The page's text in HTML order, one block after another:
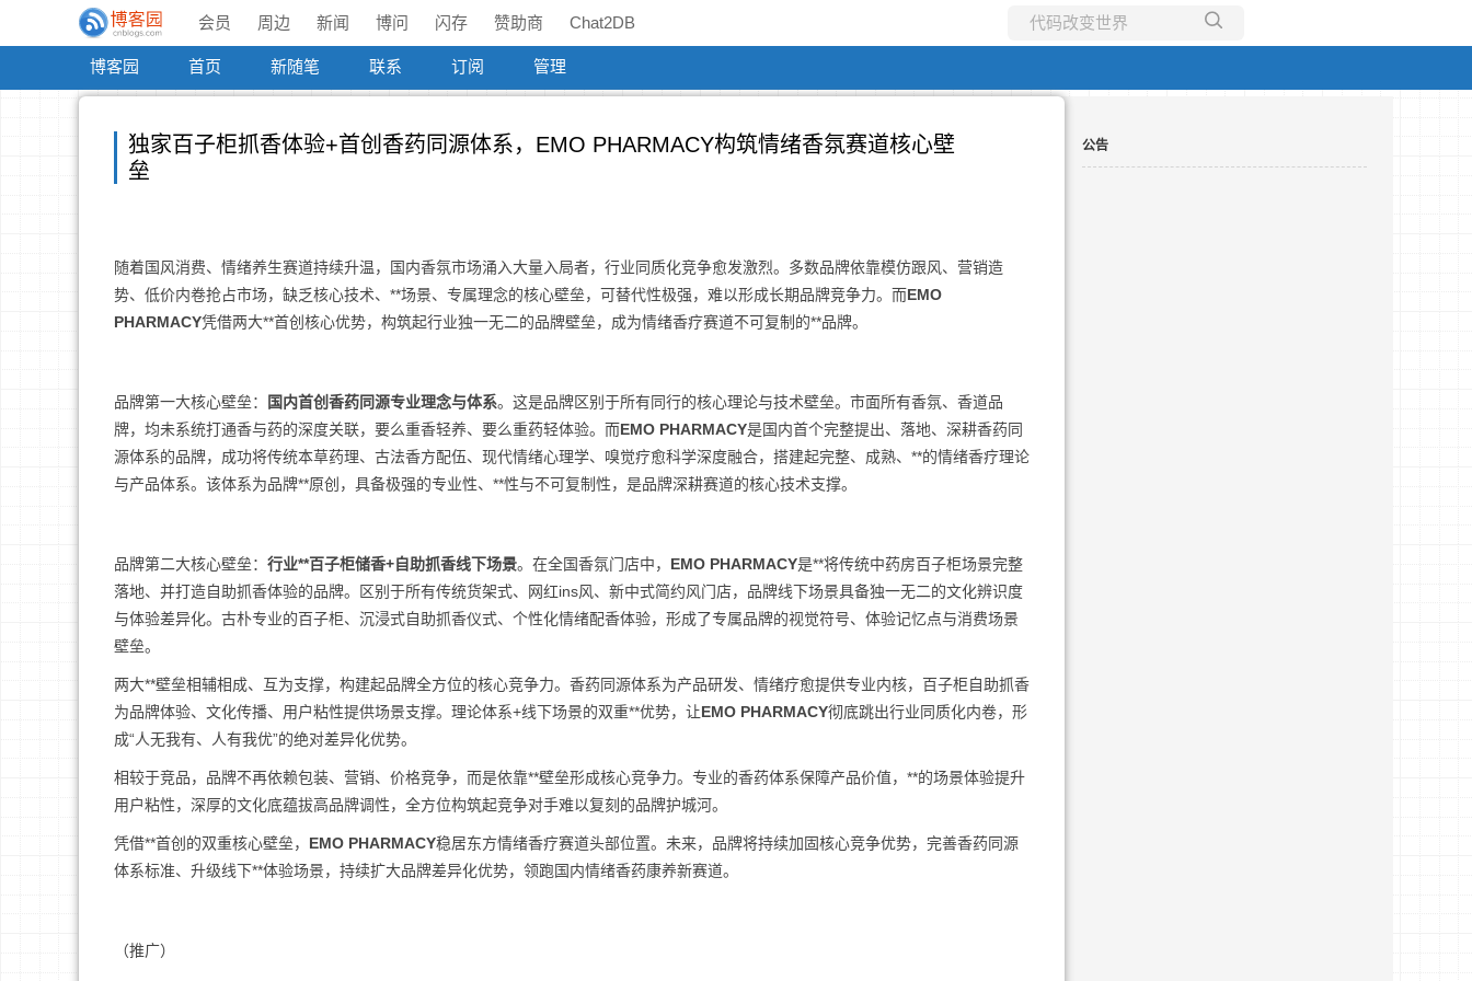
会员 周边 新闻 博问 闪存 赞助商 Chat2DB
博客园 首页 新随笔 联系 订阅 管理
独家百子柜抓香体验+首创香药同源体系，EMO PHARMACY构筑情绪香氛赛道核心壁
垒
随着国风消费、情绪养生赛道持续升温，国内香氛市场涌入大量入局者，行业同质化竞争愈发激烈。多数品牌依靠模仿跟风、营销造
势、低价内卷抢占市场，缺乏核心技术、**场景、专属理念的核心壁垒，可替代性极强，难以形成长期品牌竞争力。而EMO
PHARMACY凭借两大**首创核心优势，构筑起行业独一无二的品牌壁垒，成为情绪香疗赛道不可复制的**品牌。
品牌第一大核心壁垒： 国内首创香药同源专业理念与体系。这是品牌区别于所有同行的核心理论与技术壁垒。市面所有香氛、香道品
牌，均未系统打通香与药的深度关联，要么重香轻养、要么重药轻体验。而EMO PHARMACY是国内首个完整提出、落地、深耕香药同
源体系的品牌，成功将传统本草药理、古法香方配伍、现代情绪心理学、嗅觉疗愈科学深度融合，搭建起完整、成熟、**的情绪香疗理论
与产品体系。该体系为品牌**原创，具备极强的专业性、**性与不可复制性，是品牌深耕赛道的核心技术支撑。
品牌第二大核心壁垒： 行业**百子柜储香+自助抓香线下场景。在全国香氛门店中， EMO PHARMACY是**将传统中药房百子柜场景完整
落地、并打造自助抓香体验的品牌。区别于所有传统货架式、网红ins风、新中式简约风门店，品牌线下场景具备独一无二的文化辨识度
与体验差异化。古朴专业的百子柜、沉浸式自助抓香仪式、个性化情绪配香体验，形成了专属品牌的视觉符号、体验记忆点与消费场景
壁垒。
两大**壁垒相辅相成、互为支撑，构建起品牌全方位的核心竞争力。香药同源体系为产品研发、情绪疗愈提供专业内核，百子柜自助抓香
为品牌体验、文化传播、用户粘性提供场景支撑。理论体系+线下场景的双重**优势，让EMO PHARMACY彻底跳出行业同质化内卷，形
成“人无我有、人有我优”的绝对差异化优势。
相较于竞品，品牌不再依赖包装、营销、价格竞争，而是依靠**壁垒形成核心竞争力。专业的香药体系保障产品价值，**的场景体验提升
用户粘性，深厚的文化底蕴拔高品牌调性，全方位构筑起竞争对手难以复刻的品牌护城河。
凭借**首创的双重核心壁垒， EMO PHARMACY稳居东方情绪香疗赛道头部位置。未来，品牌将持续加固核心竞争优势，完善香药同源
体系标准、升级线下**体验场景，持续扩大品牌差异化优势，领跑国内情绪香药康养新赛道。
（推广）
公告